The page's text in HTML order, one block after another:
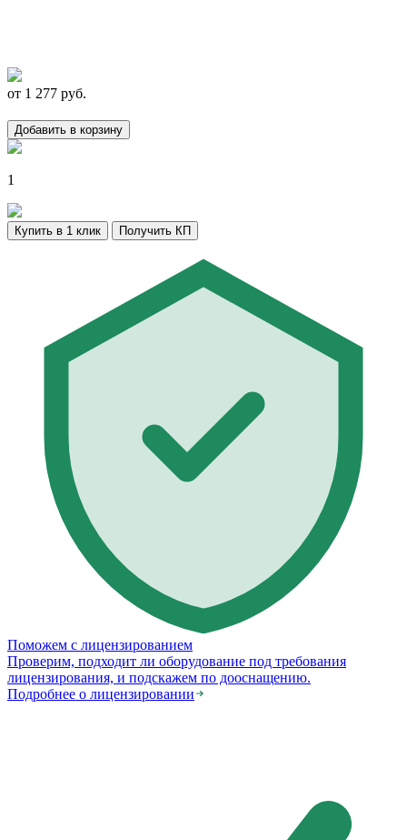
от 1 277 руб.
Добавить в корзину
1
Купить в 1 клик Получить КП
Поможем с лицензированием
Проверим, подходит ли оборудование под требования
лицензирования, и подскажем по дооснащению.
Подробнее о лицензировании